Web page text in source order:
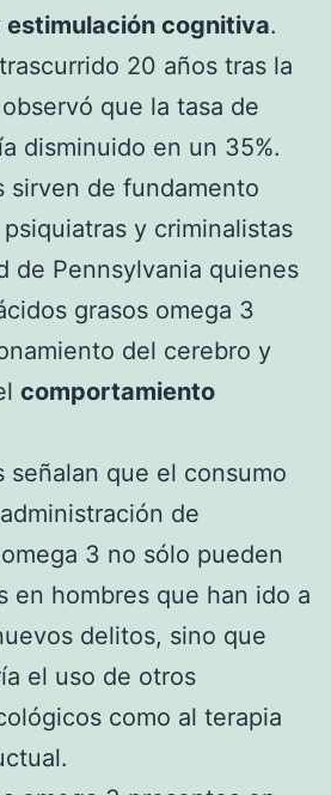
cognitiva.
20 años tras la
que la tasa de
disminuido en un 35%.
sirven de fundamento
y criminalistas
de Pennsylvania quienes
grasos omega 3
del cerebro y
comportamiento
señalan que el consumo
de
3 no sólo pueden
en hombres que han ido a
delitos, sino que
el uso de otros
como al terapia